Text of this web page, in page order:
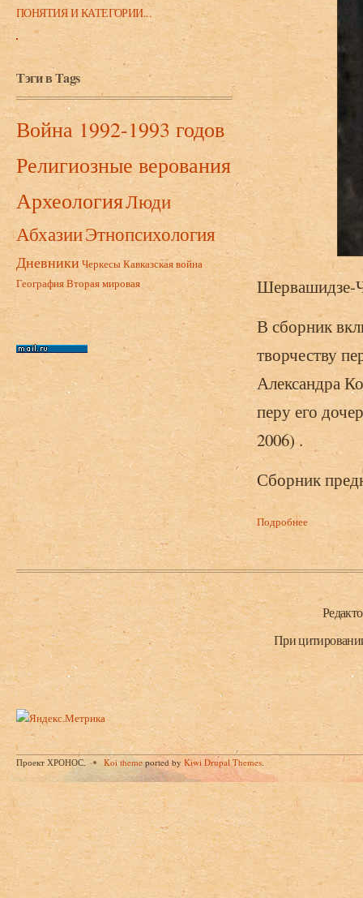
ПОНЯТИЯ И КАТЕГОРИИ...
Тэги в Tags
Война 1992-1993 годов
Религиозные верования
АрхеологияЛюди
АбхазииЭтнопсихология
Дневники ЧеркесыКавказская война
ГеографияВторая мировая
Шервашидзе-
В сборник
творчеству
Александра
перу его
2006) .
Сборник
Подробнее о
Нижний колонтитул
При
Проект ХРОНОС. Koi themeported byKiwi Drupal Themes.